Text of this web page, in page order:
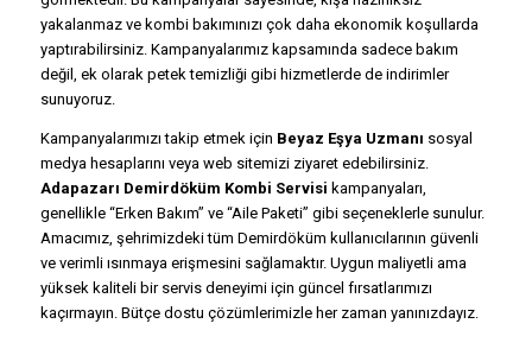
yakalanmaz ve kombi bakımınızı çok daha ekonomik koşullarda
yaptırabilirsiniz. Kampanyalarımız kapsamında sadece bakım
değil, ek olarak petek temizliği gibi hizmetlerde de indirimler
sunuyoruz.
Kampanyalarımızı takip etmek için Beyaz Eşya Uzmanı sosyal
medya hesaplarını veya web sitemizi ziyaret edebilirsiniz.
Adapazarı Demirdöküm Kombi Servisi kampanyaları,
genellikle “Erken Bakım” ve “Aile Paketi” gibi seçeneklerle sunulur.
Amacımız, şehrimizdeki tüm Demirdöküm kullanıcılarının güvenli
ve verimli ısınmaya erişmesini sağlamaktır. Uygun maliyetli ama
yüksek kaliteli bir servis deneyimi için güncel fırsatlarımızı
kaçırmayın. Bütçe dostu çözümlerimizle her zaman yanınızdayız.